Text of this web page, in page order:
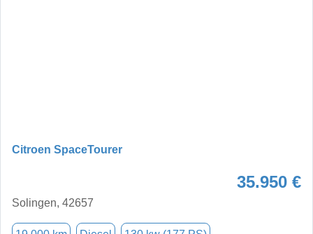
Citroen SpaceTourer
35.950 €
Solingen, 42657